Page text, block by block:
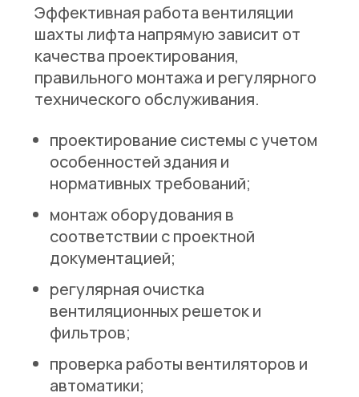
Эффективная работа вентиляции
шахты лифта напрямую зависит от
качества проектирования,
правильного монтажа и регулярного
технического обслуживания.
проектирование системы с учетом
особенностей здания и
нормативных требований;
монтаж оборудования в
соответствии с проектной
документацией;
регулярная очистка
вентиляционных решеток и
фильтров;
проверка работы вентиляторов и
автоматики;